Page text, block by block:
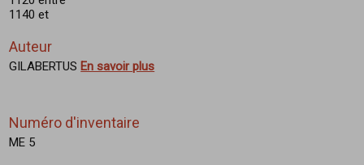
1140 et
Auteur
GILABERTUS En savoir plus
Numéro d'inventaire
ME 5